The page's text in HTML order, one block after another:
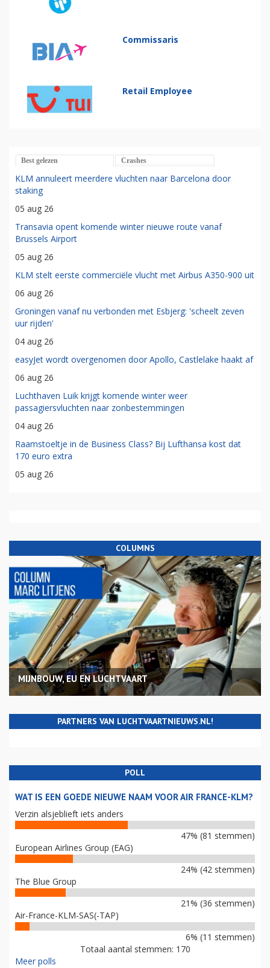
Commissaris
Retail Employee
Best gelezen Crashes
KLM annuleert meerdere vluchten naar Barcelona door
staking
05 aug 26
Transavia opent komende winter nieuwe route vanaf
Brussels Airport
05 aug 26
KLM stelt eerste commerciële vlucht met Airbus A350-900 uit
06 aug 26
Groningen vanaf nu verbonden met Esbjerg: 'scheelt zeven
uur rijden'
04 aug 26
easyJet wordt overgenomen door Apollo, Castlelake haakt af
06 aug 26
Luchthaven Luik krijgt komende winter weer
passagiersvluchten naar zonbestemmingen
04 aug 26
Raamstoeltje in de Business Class? Bij Lufthansa kost dat
170 euro extra
05 aug 26
COLUMNS
MIJNBOUW, EU EN LUCHTVAART
PARTNERS VAN LUCHTVAARTNIEUWS.NL!
POLL
WAT IS EEN GOEDE NIEUWE NAAM VOOR AIR FRANCE-KLM?
Verzin alsjeblieft iets anders
47% (81 stemmen)
European Airlines Group (EAG)
24% (42 stemmen)
The Blue Group
21% (36 stemmen)
Air-France-KLM-SAS(-TAP)
6% (11 stemmen)
Totaal aantal stemmen: 170
Meer polls